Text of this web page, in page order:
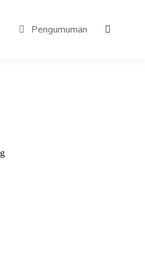
Pengumuman